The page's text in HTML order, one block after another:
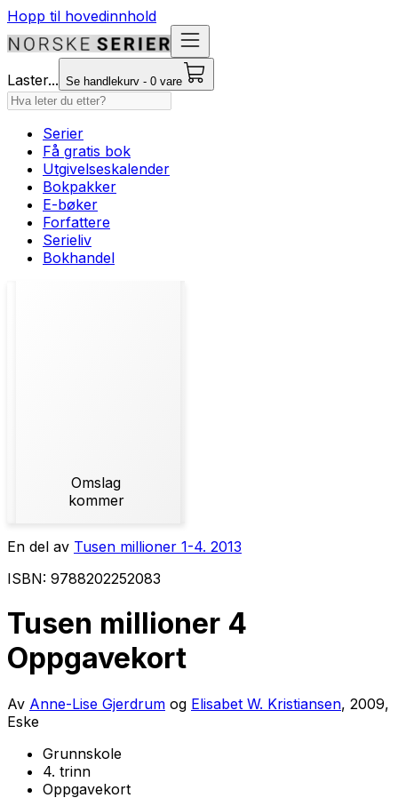
Hopp til hovedinnhold
Laster... Se handlekurv - 0 vare
Serier
Få gratis bok
Utgivelseskalender
Bokpakker
E-bøker
Forfattere
Serieliv
Bokhandel
Omslag
kommer
En del av Tusen millioner 1-4. 2013
ISBN: 9788202252083
Tusen millioner 4
Oppgavekort
Av Anne-Lise Gjerdrum og Elisabet W. Kristiansen, 2009,
Eske
Grunnskole
4. trinn
Oppgavekort